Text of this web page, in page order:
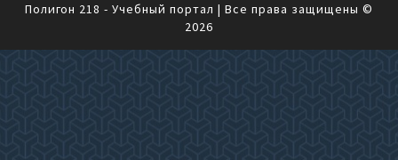
Полигон 218 - Учебный портал | Все права защищены ©
2026